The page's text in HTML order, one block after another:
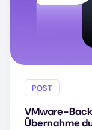
POST
VMware-
Übernahme